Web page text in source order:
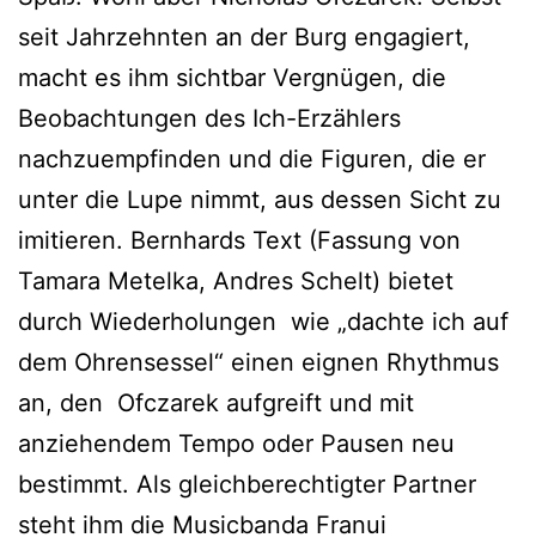
seit Jahrzehnten an der Burg engagiert,
macht es ihm sichtbar Vergnügen, die
Beobachtungen des Ich-Erzählers
nachzuempfinden und die Figuren, die er
unter die Lupe nimmt, aus dessen Sicht zu
imitieren. Bernhards Text (Fassung von
Tamara Metelka, Andres Schelt) bietet
durch Wiederholungen wie „dachte ich auf
dem Ohrensessel“ einen eignen Rhythmus
an, den Ofczarek aufgreift und mit
anziehendem Tempo oder Pausen neu
bestimmt. Als gleichberechtigter Partner
steht ihm die Musicbanda Franui